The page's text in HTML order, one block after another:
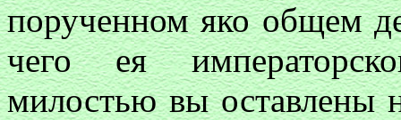
порученном яко общем
чего ея
милостью вы оставлены